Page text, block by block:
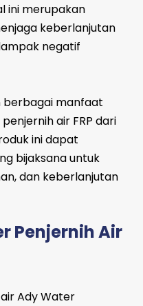
ini merupakan
keberlanjutan
negatif
manfaat
air FRP dari
ini dapat
bijaksana untuk
dan keberlanjutan
Penjernih Air
Ady Water